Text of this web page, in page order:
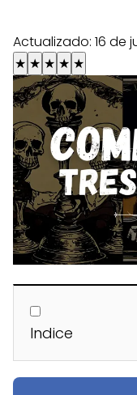
Actualizado: 16 de
★ ★ ★ ★ ★
Indice